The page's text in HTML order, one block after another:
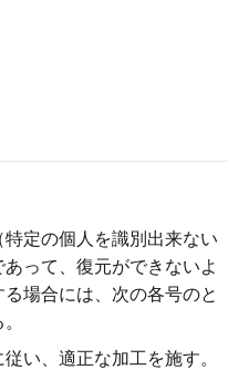
定の個人を識別出来ない
って、復元ができないよ
場合には、次の各号のと
い、適正な加工を施す。